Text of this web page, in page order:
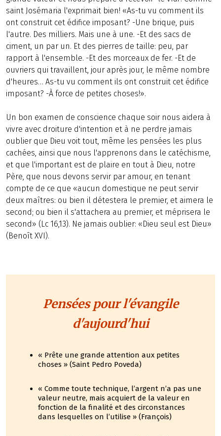
saint Josémaria l'exprimait bien! «As-tu vu comment ils
ont construit cet édifice imposant? -Une brique, puis
l'autre. Des milliers. Mais une à une. -Et des sacs de
ciment, un par un. Et des pierres de taille: peu, par
rapport à l'ensemble. -Et des morceaux de fer. -Et de
ouvriers qui travaillent, jour après jour, le même nombre
d'heures… As-tu vu comment ils ont construit cet édifice
imposant? -À force de petites choses!».
Un bon examen de conscience chaque soir nous aidera à
vivre avec droiture d'intention et à ne perdre jamais
oublier que Dieu voit tout, même les pensées les plus
cachées, ainsi que nous l'apprenons dans le catéchisme,
et que l'important est de plaire en tout à Dieu, notre
Père, que nous devons servir par amour, en tenant
compte de ce que «aucun domestique ne peut servir
deux maîtres: ou bien il détestera le premier, et aimera le
second; ou bien il s'attachera au premier, et méprisera le
second» (Lc 16,13). Ne jamais oublier: «Dieu seul est Dieu»
(Benoît XVI).
Pensées pour l'évangile
d'aujourd'hui
« Prête une grande attention aux petites
choses » (Saint Pedro Poveda)
« Comme toute technique, l’argent n’a pas une
valeur neutre, mais acquiert de la valeur en
fonction de la finalité et des circonstances
dans lesquelles on l’utilise » (François)